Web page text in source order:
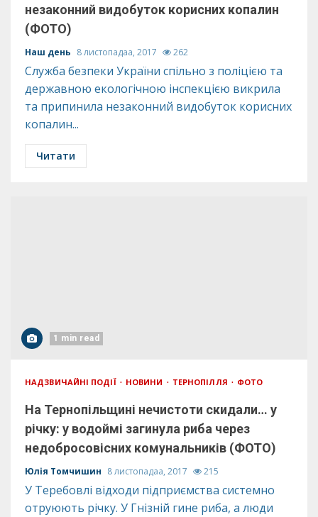
незаконний видобуток корисних копалин
(ФОТО)
Наш день 8 листопадаа, 2017 262
Служба безпеки України спільно з поліцією та
державною екологічною інспекцією викрила
та припинила незаконний видобуток корисних
копалин...
Читати
1 min read
НАДЗВИЧАЙНІ ПОДІЇ НОВИНИ ТЕРНОПІЛЛЯ ФОТО
На Тернопільщині нечистоти скидали… у
річку: у водоймі загинула риба через
недобросовісних комунальників (ФОТО)
Юлія Томчишин 8 листопадаа, 2017 215
У Теребовлі відходи підприємства системно
отруюють річку. У Гнізній гине риба, а люди